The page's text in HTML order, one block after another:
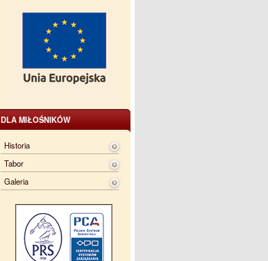
DLA MIŁOŚNIKÓW
Historia
Tabor
Galeria